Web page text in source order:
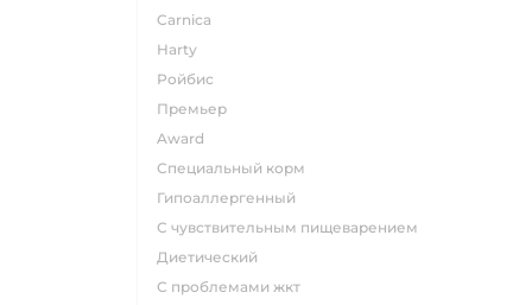
carnica
harty
ройбис
премьер
award
специальный корм
гипоаллергенный
с чувствительным пищеварением
диетический
с проблемами жкт